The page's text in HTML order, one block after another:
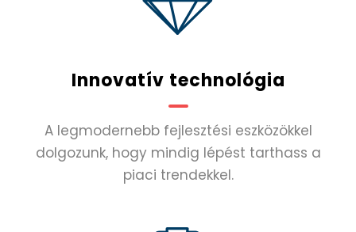
Innovatív technológia
A legmodernebb fejlesztési eszközökkel
dolgozunk, hogy mindig lépést tarthass a
piaci trendekkel.